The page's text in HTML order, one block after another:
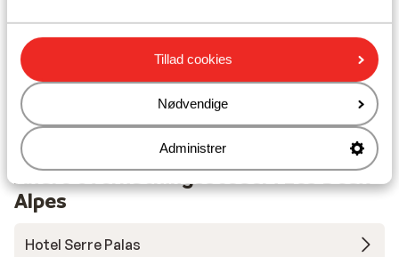
Tillad cookies
Nødvendige
Administrer
Undervisning
Andre overnatningssteder i Les Deux
Alpes
Hotel Serre Palas